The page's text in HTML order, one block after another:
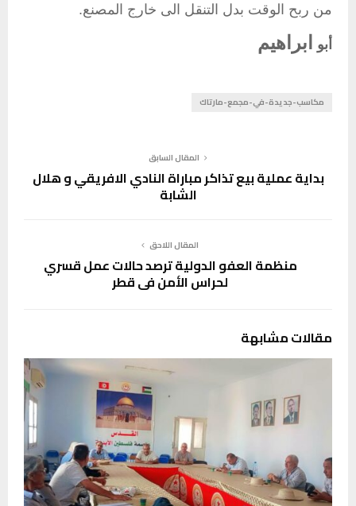
من ربح الوقت بدل التنقل الى خارج المصنع.
أبو ابراهيم
مكاسب-جديدة-في-مجمع-مارتاك
المقال السابق
بداية عملية بيع تذاكر مباراة النادي الافريقي و هلال
الشابة
المقال اللاحق
منظمة العفو الدولية ترصد حالات عمل قسري
لحراس الأمن في قطر
مقالات مشابهة